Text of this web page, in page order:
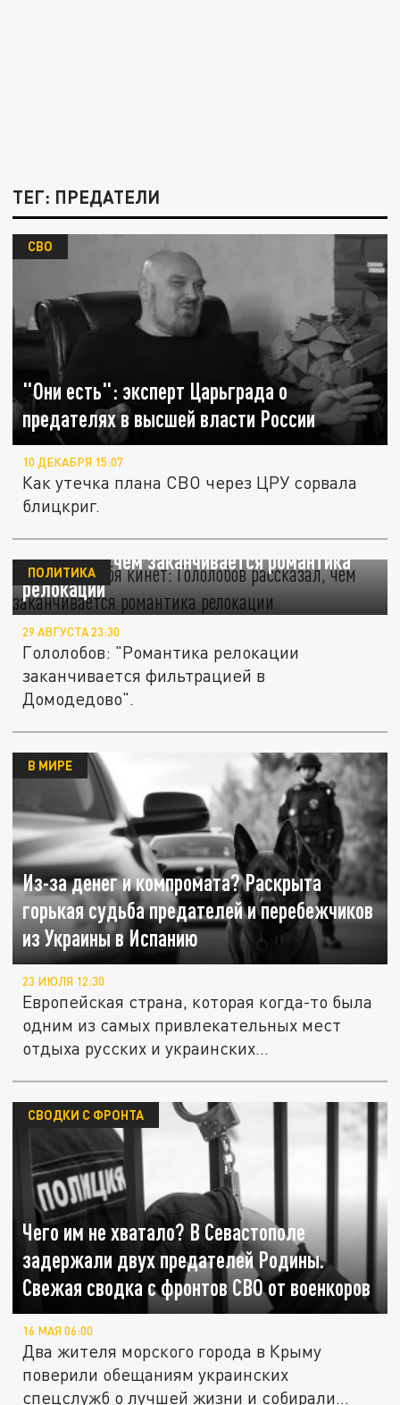
ТЕГ: ПРЕДАТЕЛИ
"Они есть": эксперт Царьграда о
предателях в высшей власти России
СВО
10 ДЕКАБРЯ 15:07
Как утечка плана СВО через ЦРУ сорвала
блицкриг.
"Америка тебя кинет": Гололобов
рассказал, чем заканчивается романтика
релокации
ПОЛИТИКА
29 АВГУСТА 23:30
Гололобов: "Романтика релокации
заканчивается фильтрацией в
Домодедово".
Из-за денег и компромата? Раскрыта
горькая судьба предателей и перебежчиков
из Украины в Испанию
В МИРЕ
23 ИЮЛЯ 12:30
Европейская страна, которая когда-то была
одним из самых привлекательных мест
отдыха русских и украинских...
Чего им не хватало? В Севастополе
задержали двух предателей Родины.
Свежая сводка с фронтов СВО от военкоров
СВОДКИ С ФРОНТА
16 МАЯ 06:00
Два жителя морского города в Крыму
поверили обещаниям украинских
спецслужб о лучшей жизни и собирали